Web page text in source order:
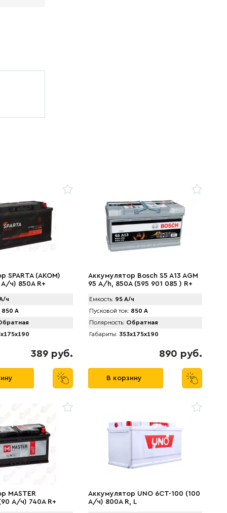
SPARTA (АKOM)
ч) 850A R+
ч
850 А
389 руб.
Аккумулятор Bosch S5 A13 AGM
95 А/h, 850А (595 901 085 ) R+
Емкость: 95 А/ч
Пусковой ток: 850 А
Полярность: Обратная
Габариты: 353x175x190
890 руб.
В корзину
MАSTER
А/ч) 740A R+
Аккумулятор UNO 6CТ-100 (100
А/ч) 800А R, L